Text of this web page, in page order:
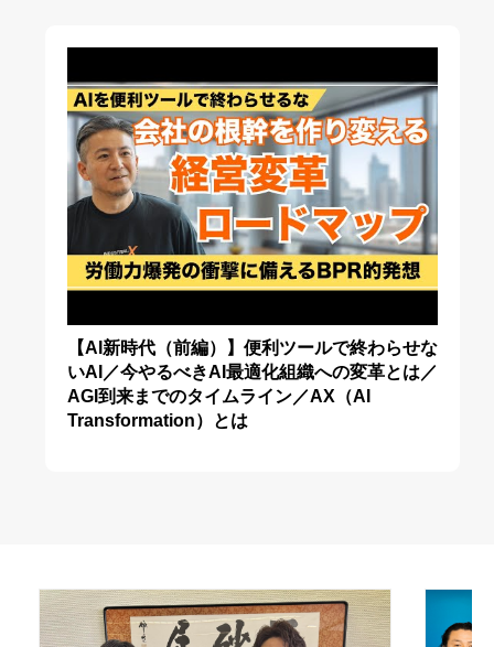
【AI新時代（前編）】便利ツールで終わらせな
いAI／今やるべきAI最適化組織への変革とは／
AGI到来までのタイムライン／AX（AI
Transformation）とは